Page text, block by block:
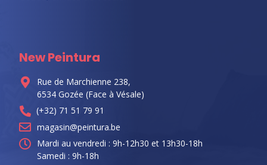
New Peintura
Rue de Marchienne 238,
6534 Gozée (Face à Vésale)
(+32) 71 51 79 91
magasin@peintura.be
Mardi au vendredi : 9h-12h30 et 13h30-18h
Samedi : 9h-18h